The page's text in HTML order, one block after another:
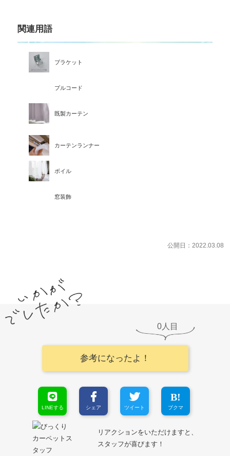
関連用語
ブラケット
プルコード
既製カーテン
カーテンランナー
ボイル
窓装飾
公開日：2022.03.08
参考になったよ！
0
LINEする シェア ツイート ブクマ
リアクションをいただけますと、
スタッフが喜びます！